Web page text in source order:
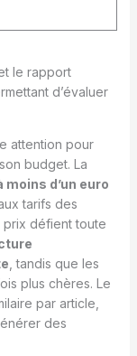
le rapport
d’évaluer
attention pour
budget. La
d’un euro
tarifs des
prix défient toute
, tandis que les
plus chères. Le
par article,
des